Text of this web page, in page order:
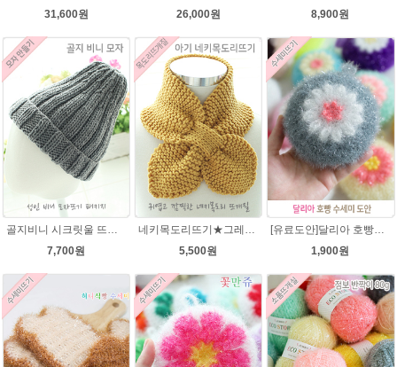
31,600원
26,000원
8,900원
골지비니 시크릿울 뜨개실 모자뜨기 DIY 뜨개질
7,700원
네키목도리뜨기★그레이스메리노울 미니목도리뜨기
5,500원
[유료도안]달리아 호빵수세미뜨기 도안(수세미실은 옵션에서 추가구매 가능)/꽃수세미도안 /별호빵수세미처럼 예쁜수세미뜨기/빤짝이수세미실/웰빙수세미실/고급수세미실/데이지 반짝이수세미
1,900원